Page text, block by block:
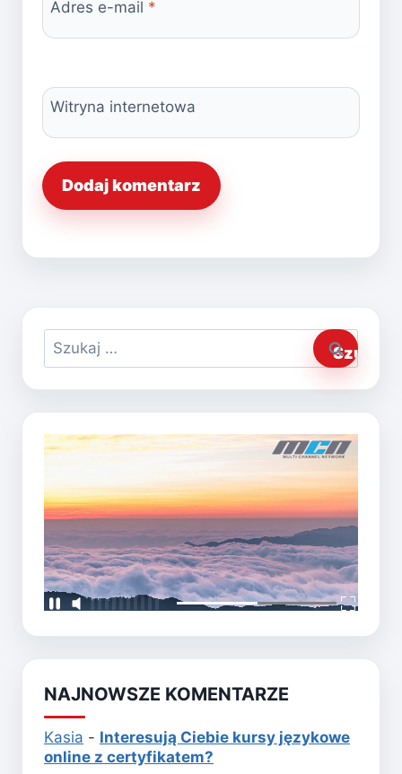
Adres e-mail *
Witryna internetowa
Szukaj:
NAJNOWSZE KOMENTARZE
Kasia - Interesują Ciebie kursy językowe
online z certyfikatem?